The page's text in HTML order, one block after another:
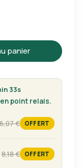
panier
33s
point relais.
6,07 €
tarif habituel
OFFERT
8,18 €
tarif habituel
OFFERT